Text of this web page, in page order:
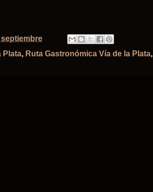
septiembre
Plata, Ruta Gastronómica Vía de la Plata,